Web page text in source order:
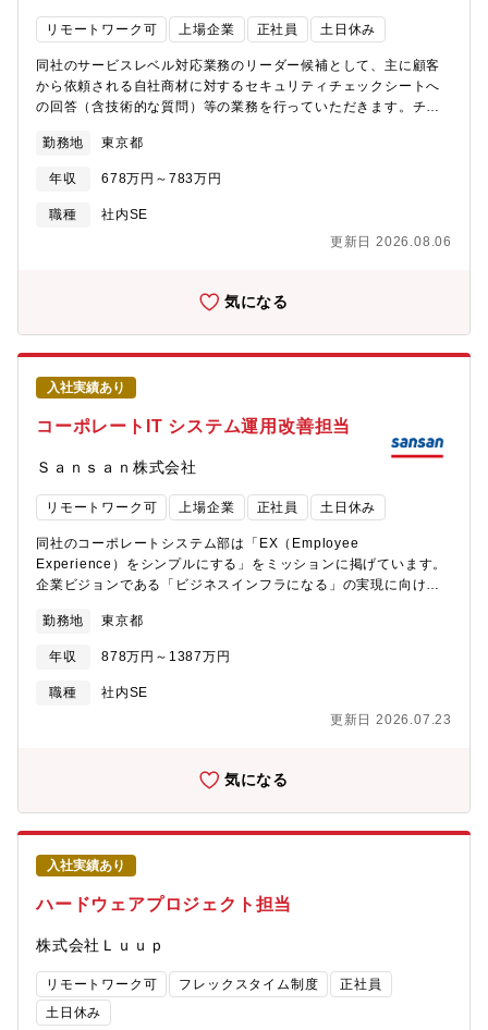
リモートワーク可 上場企業 正社員 土日休み
同社のサービスレベル対応業務のリーダー候補として、主に顧客
から依頼される自社商材に対するセキュリティチェックシートへ
の回答（含技術的な質問）等の業務を行っていただきます。チー
ベルの維持向上を担っていただきます。主な業務内容（予定）
各商材のセキュリティチェックシート回答対応 - 各商材シス
テムのサービスレベルの確認、1次回答、ナレッジの蓄積 - 2次
回答対応者（開発、インフラ部門等）へのエスカレーション対
作成、現場部門への展開、改訂 普及啓蒙活動 ※ これら
同社への実地監査への対応に向けた仕組みの構築・運用 - 顧客
の質問傾向を分析して企画・開発部門へフィードバックする仕組
みの構築・運用 委託先管理体制の運用・推進 - 利用状
況等の実態調査、運用ルールの把握、ポリシーの策定、適用、監
査 （含ポリシーに沿った利用状況の確認等）、監査報
告等 ISMS、PMS事務局の運営補助 - 各マネジメントシ
ステムのPDCA運用、社内相談対応、既存認証の更新、 各種
プロジェクトへの対応等 チームマネジメント - チームマネジ
メント（2名：予算管理、セキュリティ関連相談対応、他）【募集
背景】情報セキュリティ部門に属する本組織（セキュリティマネ
ジメント課）では、ラクスグループのビジネスを支える最適な情
報資産管理体制を維持・向上する事を目的に、ISMSやPマークの
認証取得維持、委託先管理、標的型攻撃訓練の実施といった情報
資産管理のための各施策を進めています。これらに加え、2026年
度からこれまで事業部門で対応していたサービスレベル対応業務
の引継ぎや再構築を進めるため、この度募集を行います。【組織
ビジネスを支える情報資産管理体制の維持・向上を実現するマネ
ジメントシステムを、継続的に運用することをミッションとして
化し、AIを積極的に活用しながら、情報資産管理の観点から全社
の安定した運用を実現する仕組みを設計・構築し、ラクスグルー
プの継続的な成長に貢献する専門組織を目指しています。【配属
組織】コーポレートIT統括部 情報セキュリティ部 ―
セキュリティシステム課 ―セキュリティマネジメント
課 ★こちらでの配属予定です 情報システム部（大
阪） ―クラウドサービス課 ―東京IT基盤
課 ―ITデバイス管理課 業務システム部 ―
業務システム推進課1課 ―業務システム推進課2
課 ―AX推進課 ―データ活用推進課【ポジショ
ンの魅力】・サービスレベル管理の仕組みに携わることが出来る
サービスレベル対応業務の企画～導入～運用～管理を通じて、サ
ービスレベル管理を強化する仕組みを考案・構築する業務に携わ
ることができます。・成長中企業で「財務基盤安定×キャリアアッ
勤務地 東京都
年収 678万円～783万円
職種
社内SE
更新日 2026.08.06
気になる
入社実績あり
コーポレートIT システム運用改善担当
Ｓａｎｓａｎ株式会社
リモートワーク可 上場企業 正社員 土日休み
同社のコーポレートシステム部は「EX（Employee
Experience）をシンプルにする」をミッションに掲げています。
企業ビジョンである「ビジネスインフラになる」の実現に向けて
や業務体験を提供することを目指しています。【職務内容】経験
や志向に応じて、以下のいずれかまたは複数領域を中心に担当し
ます。■社内ITシステムの運用・管理 各種SaaSのアカウント／
権限管理、PCなどのIT資産デバイス管理、ライセンス管理■EX向
善施策の企画・推進 ヘルプデスク全体の運用管理および品質向
したインシデント管理・サービスリクエスト管理プロセスの標準
化 業務の自動化・効率化に向けた仕組みづくりを推進■IT関連プ
ロジェクトへの参画・推進支援 新システム・新サービス（AI
活用を含む）の導入 各種ITプロジェクトに参画し、推進を主
導・サポート■全社業務プロセスの改善 全社や他部署を対象とし
て、業務変革を目的とした業務要件定義およびシステム要件定義
を担当 現行業務の整理・課題抽出から、あるべき業務プロセス
設計、プロジェクトマネジメントを推進【募集背景】事業成長に
向けた社内ITにおける運用業務体制の強化、ならびに社内へのIT活
用と業務標準化を促進するため。【ポジションの魅力】■ 多種多
様なITツールを経験できるIT事業会社であることから、社内へのIT
サービスの導入や業務の変化を受け入れやすい文化があります。
建設的なコミュニケーションを通した改善ができるため、前向き
勤務地 東京都
年収 878万円～1387万円
職種
社内SE
更新日 2026.07.23
気になる
入社実績あり
ハードウェアプロジェクト担当
株式会社Ｌｕｕｐ
リモートワーク可 フレックスタイム制度
正社員
土日休み